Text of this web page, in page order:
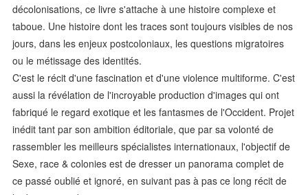
décolonisations, ce livre s'attache à une histoire complexe et
taboue. Une histoire dont les traces sont toujours visibles de nos
jours, dans les enjeux postcoloniaux, les questions migratoires
ou le métissage des identités.
C'est le récit d'une fascination et d'une violence multiforme. C'est
aussi la révélation de l'incroyable production d'images qui ont
fabriqué le regard exotique et les fantasmes de l'Occident. Projet
inédit tant par son ambition éditoriale, que par sa volonté de
rassembler les meilleurs spécialistes internationaux, l'objectif de
Sexe, race & colonies est de dresser un panorama complet de
ce passé oublié et ignoré, en suivant pas à pas ce long récit de